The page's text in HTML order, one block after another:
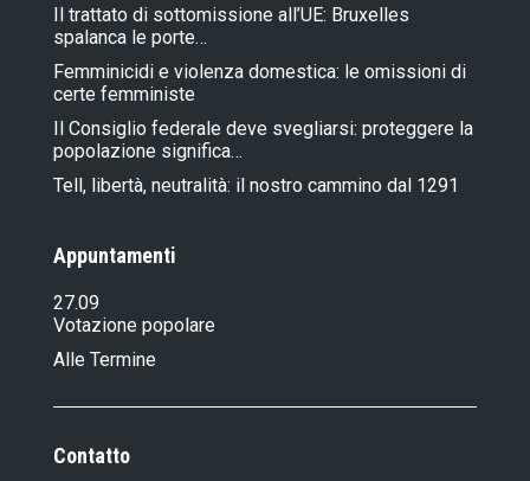
Il trattato di sottomissione all’UE: Bruxelles
spalanca le porte…
Femminicidi e violenza domestica: le omissioni di
certe femministe
Il Consiglio federale deve svegliarsi: proteggere la
popolazione significa…
Tell, libertà, neutralità: il nostro cammino dal 1291
Appuntamenti
27.09
Votazione popolare
Alle Termine
Contatto